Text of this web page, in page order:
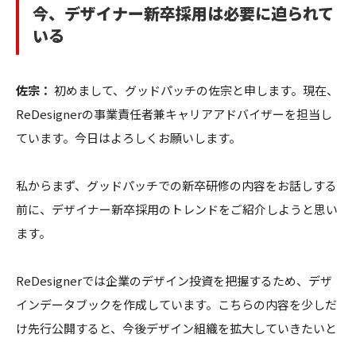
今、デザイナー新卒採用は必要に迫られて
いる
佐宗： 初めまして、グッドパッチの佐宗と申します。現在、
ReDesignerの事業責任者兼キャリアアドバイザーを担当し
ています。今日はよろしくお願いします。
私からまず、グッドパッチでの新卒研修の内容をお話しする
前に、デザイナー新卒採用のトレンドをご紹介しようと思い
ます。
ReDesignerでは企業のデザイン投資を把握するため、デザ
インデータブックを作成しています。こちらの内容を少しだ
け先行公開すると、今後デザイン組織を拡大していきたいと